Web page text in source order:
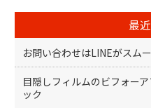
最
お問い合わせはLINEがスム
目隠しフィルムのビフォー
ック